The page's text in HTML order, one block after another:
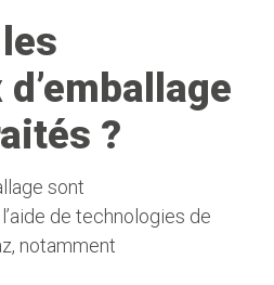
?
sont
de technologies de
notamment